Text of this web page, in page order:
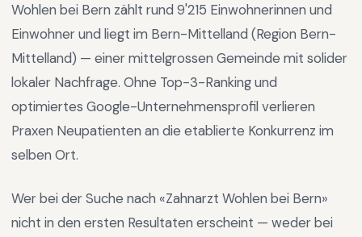
Wohlen bei Bern zählt rund 9'215 Einwohnerinnen und
Einwohner und liegt im Bern-Mittelland (Region Bern-
Mittelland) — einer mittelgrossen Gemeinde mit solider
lokaler Nachfrage. Ohne Top-3-Ranking und
optimiertes Google-Unternehmensprofil verlieren
Praxen Neupatienten an die etablierte Konkurrenz im
selben Ort.
Wer bei der Suche nach «Zahnarzt Wohlen bei Bern»
nicht in den ersten Resultaten erscheint — weder bei